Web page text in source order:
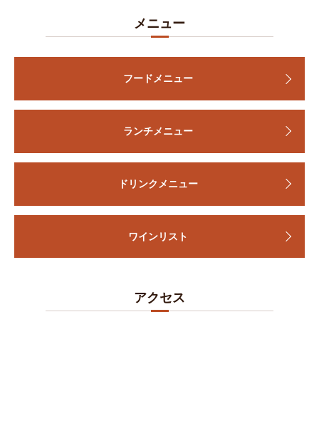
メニュー
フードメニュー
ランチメニュー
ドリンクメニュー
ワインリスト
アクセス